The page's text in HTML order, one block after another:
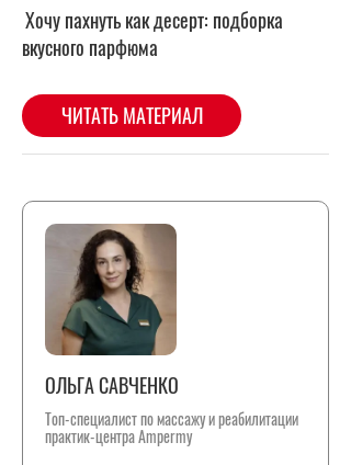
ОЛЬГА САВЧЕНКО
Топ-специалист по массажу и реабилитации
практик-центра Ampermy